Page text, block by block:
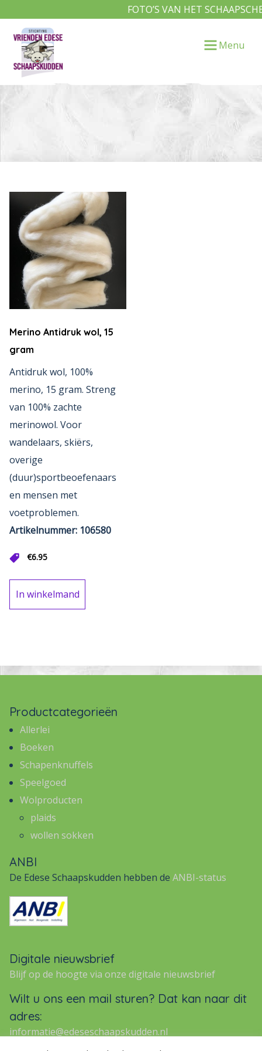
FOTO’S VAN HET
Menu
Merino Antidruk wol, 15
gram
Antidruk wol, 100%
merino, 15 gram. Streng
van 100% zachte
merinowol. Voor
wandelaars, skiërs,
overige
(duur)sportbeoefenaars
en mensen met
voetproblemen.
Artikelnummer: 106580
€6.95
In winkelmand
Productcategorieën
Allerlei
Boeken
Schapenknuffels
Speelgoed
Wolproducten
plaids
wollen sokken
ANBI
De Edese Schaapskudden hebben de ANBI-status
Digitale nieuwsbrief
Blijf op de hoogte via onze digitale nieuwsbrief
Wilt u ons een mail sturen? Dat kan naar dit
adres:
informatie@edeseschaapskudden.nl